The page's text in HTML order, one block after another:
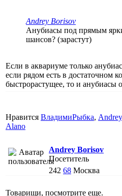
Andrey Borisov
Анубиасы под прямым
шансов? (зарастут)
Если в аквариуме только
если рядом есть в достаточном
быстрорастущее, то и анубиасы
Нравится ВладимиРыбка,
Alano
Andrey Borisov
Посетитель
242 68 Москва
Товарищи, посмотрите еще.